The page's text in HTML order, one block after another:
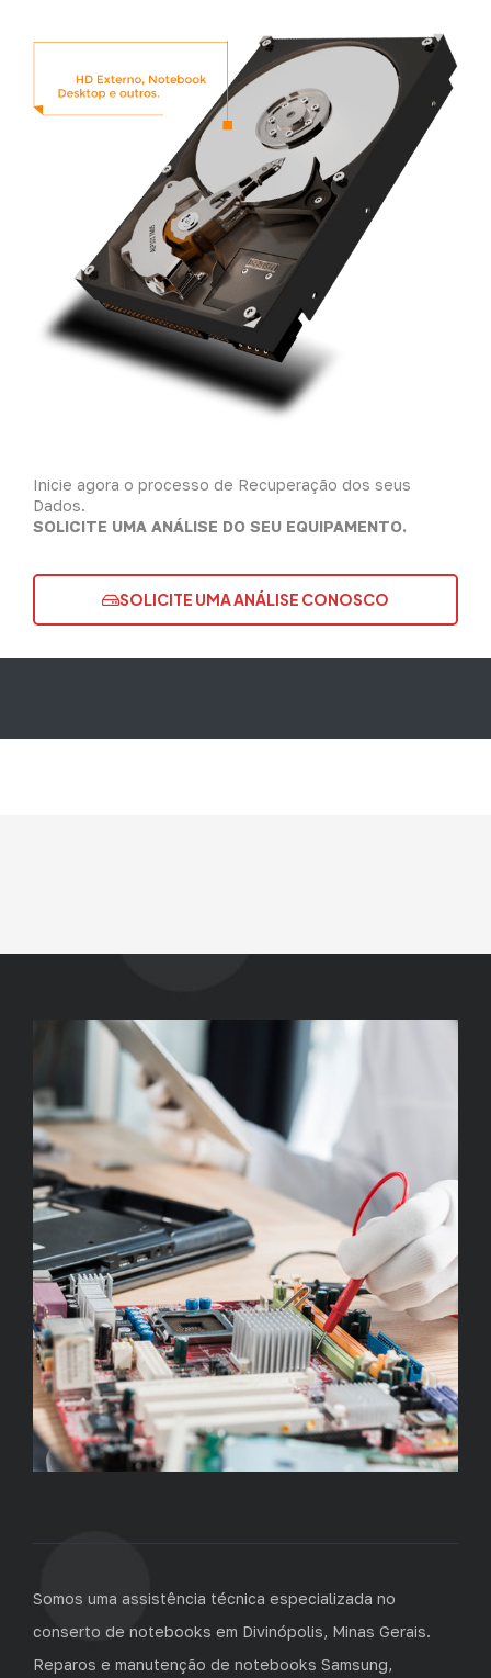
Inicie agora o processo de Recuperação dos seus
Dados.
SOLICITE UMA ANÁLISE DO SEU EQUIPAMENTO.
SOLICITE UMA ANÁLISE CONOSCO
Somos uma assistência técnica especializada no
conserto de notebooks em Divinópolis, Minas Gerais.
Reparos e manutenção de notebooks Samsung,